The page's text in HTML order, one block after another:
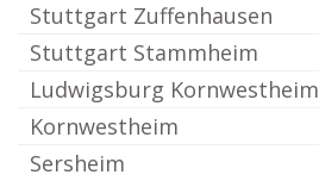
Stuttgart Zuffenhausen
Stuttgart Stammheim
Ludwigsburg Kornwestheim
Kornwestheim
Sersheim